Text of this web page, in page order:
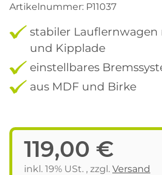
Artikelnummer: P11037
stabiler
und Kipplade
einstellbares
aus MDF und Birke
119,00 €
inkl. 19% USt. , zzgl. Versand